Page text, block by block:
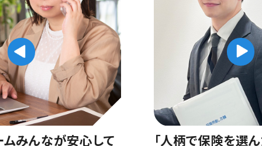
なが安心して
「人柄で保険を選んだ」